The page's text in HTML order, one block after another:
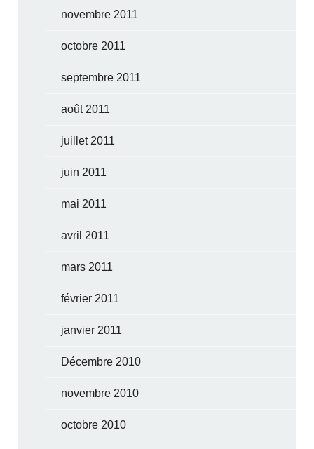
novembre 2011
octobre 2011
septembre 2011
août 2011
juillet 2011
juin 2011
mai 2011
avril 2011
mars 2011
février 2011
janvier 2011
Décembre 2010
novembre 2010
octobre 2010